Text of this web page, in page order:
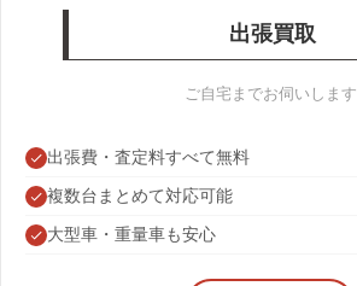
出張買取
ご自宅までお伺いします
出張費・査定料すべて無料
複数台まとめて対応可能
大型車・重量車も安心